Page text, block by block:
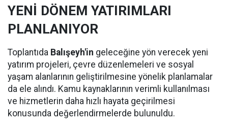
YENİ DÖNEM YATIRIMLARI
PLANLANIYOR
Toplantıda Balışeyh'in geleceğine yön verecek yeni
yatırım projeleri, çevre düzenlemeleri ve sosyal
yaşam alanlarının geliştirilmesine yönelik planlamalar
da ele alındı. Kamu kaynaklarının verimli kullanılması
ve hizmetlerin daha hızlı hayata geçirilmesi
konusunda değerlendirmelerde bulunuldu.